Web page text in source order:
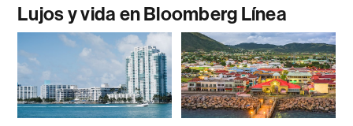
Lujos y vida en Bloomberg Línea